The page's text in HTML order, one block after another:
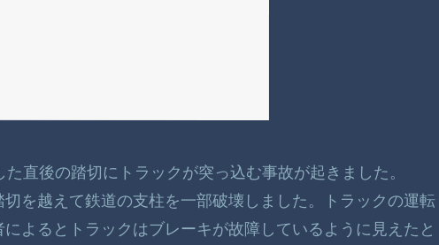
直後の踏切にトラックが突っ込む事故が起きました。
を越えて鉄道の支柱を一部破壊しました。トラックの運転
よるとトラックはブレーキが故障しているように見えたと